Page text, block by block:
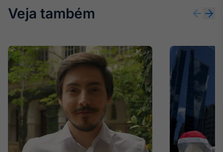
Gestão de
Investimentos
Em breve
Veja também